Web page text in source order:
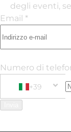
degli eventi,
Email *
Numero di
+39
+39 Italy
Phone Number